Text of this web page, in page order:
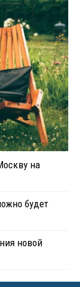
на
будет
новой